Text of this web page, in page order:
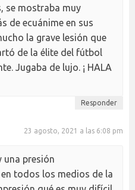
se mostraba muy
de ecuánime en sus
la grave lesión que
de la élite del fútbol
Jugaba de lujo. ¡ HALA
Responder
23 agosto, 2021 a las 6:08 pm
una presión
todos los medios de la